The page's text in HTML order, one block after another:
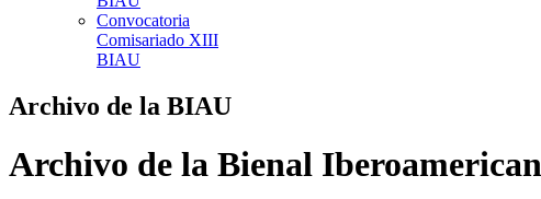
Convocatoria
Comisariado XIII
BIAU
Archivo de la BIAU
Archivo de la Bienal